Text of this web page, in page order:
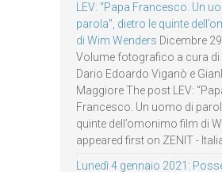
LEV: “Papa Francesco. Un
parola”, dietro le quinte
di Wim Wenders Dicembre
Volume fotografico a cura
Dario Edoardo Viganò e
Maggiore The post LEV:
Francesco. Un uomo di
quinte dell’omonimo film di
appeared first on ZENIT -
Lunedì 4 gennaio 2021: